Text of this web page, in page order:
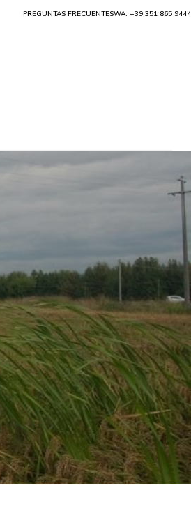
PREGUNTAS FRECUENTESWA: +39 351 865 9444